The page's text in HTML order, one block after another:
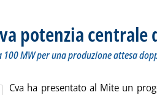
potenzia centrale
MW per una produzione attesa
Cva ha presentato al Mite un